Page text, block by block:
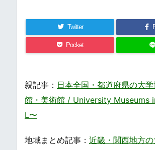
Twitter
Pocket
親記事： 日本全国・都道府県の大
館・美術館 / University Museums
L〜
地域まとめ記事： 近畿・関西地方